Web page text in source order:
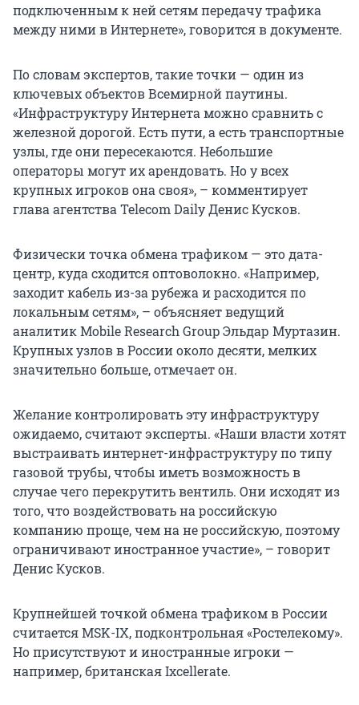
подключенным к ней сетям передачу трафика
между ними в Интернете», говорится в документе.
По словам экспертов, такие точки — один из
ключевых объектов Всемирной паутины.
«Инфраструктуру Интернета можно сравнить с
железной дорогой. Есть пути, а есть транспортные
узлы, где они пересекаются. Небольшие
операторы могут их арендовать. Но у всех
крупных игроков она своя», – комментирует
глава агентства Telecom Daily Денис Кусков.
Физически точка обмена трафиком — это дата-
центр, куда сходится оптоволокно. «Например,
заходит кабель из-за рубежа и расходится по
локальным сетям», – объясняет ведущий
аналитик Mobile Research Group Эльдар Муртазин.
Крупных узлов в России около десяти, мелких
значительно больше, отмечает он.
Желание контролировать эту инфраструктуру
ожидаемо, считают эксперты. «Наши власти хотят
выстраивать интернет-инфраструктуру по типу
газовой трубы, чтобы иметь возможность в
случае чего перекрутить вентиль. Они исходят из
того, что воздействовать на российскую
компанию проще, чем на не российскую, поэтому
ограничивают иностранное участие», – говорит
Денис Кусков.
Крупнейшей точкой обмена трафиком в России
считается MSK-IX, подконтрольная «Ростелекому».
Но присутствуют и иностранные игроки —
например, британская Ixcellerate.